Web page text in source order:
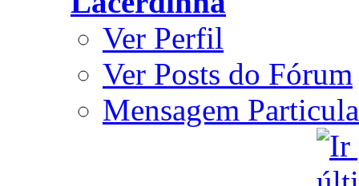
Ver Perfil
Ver Posts do Fórum
Mensagem